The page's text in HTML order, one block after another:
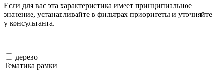
Если для вас эта характеристика имеет принципиальное
значение, устанавливайте в фильтрах приоритеты и уточняйте
у консультанта.
дерево
Тематика рамки